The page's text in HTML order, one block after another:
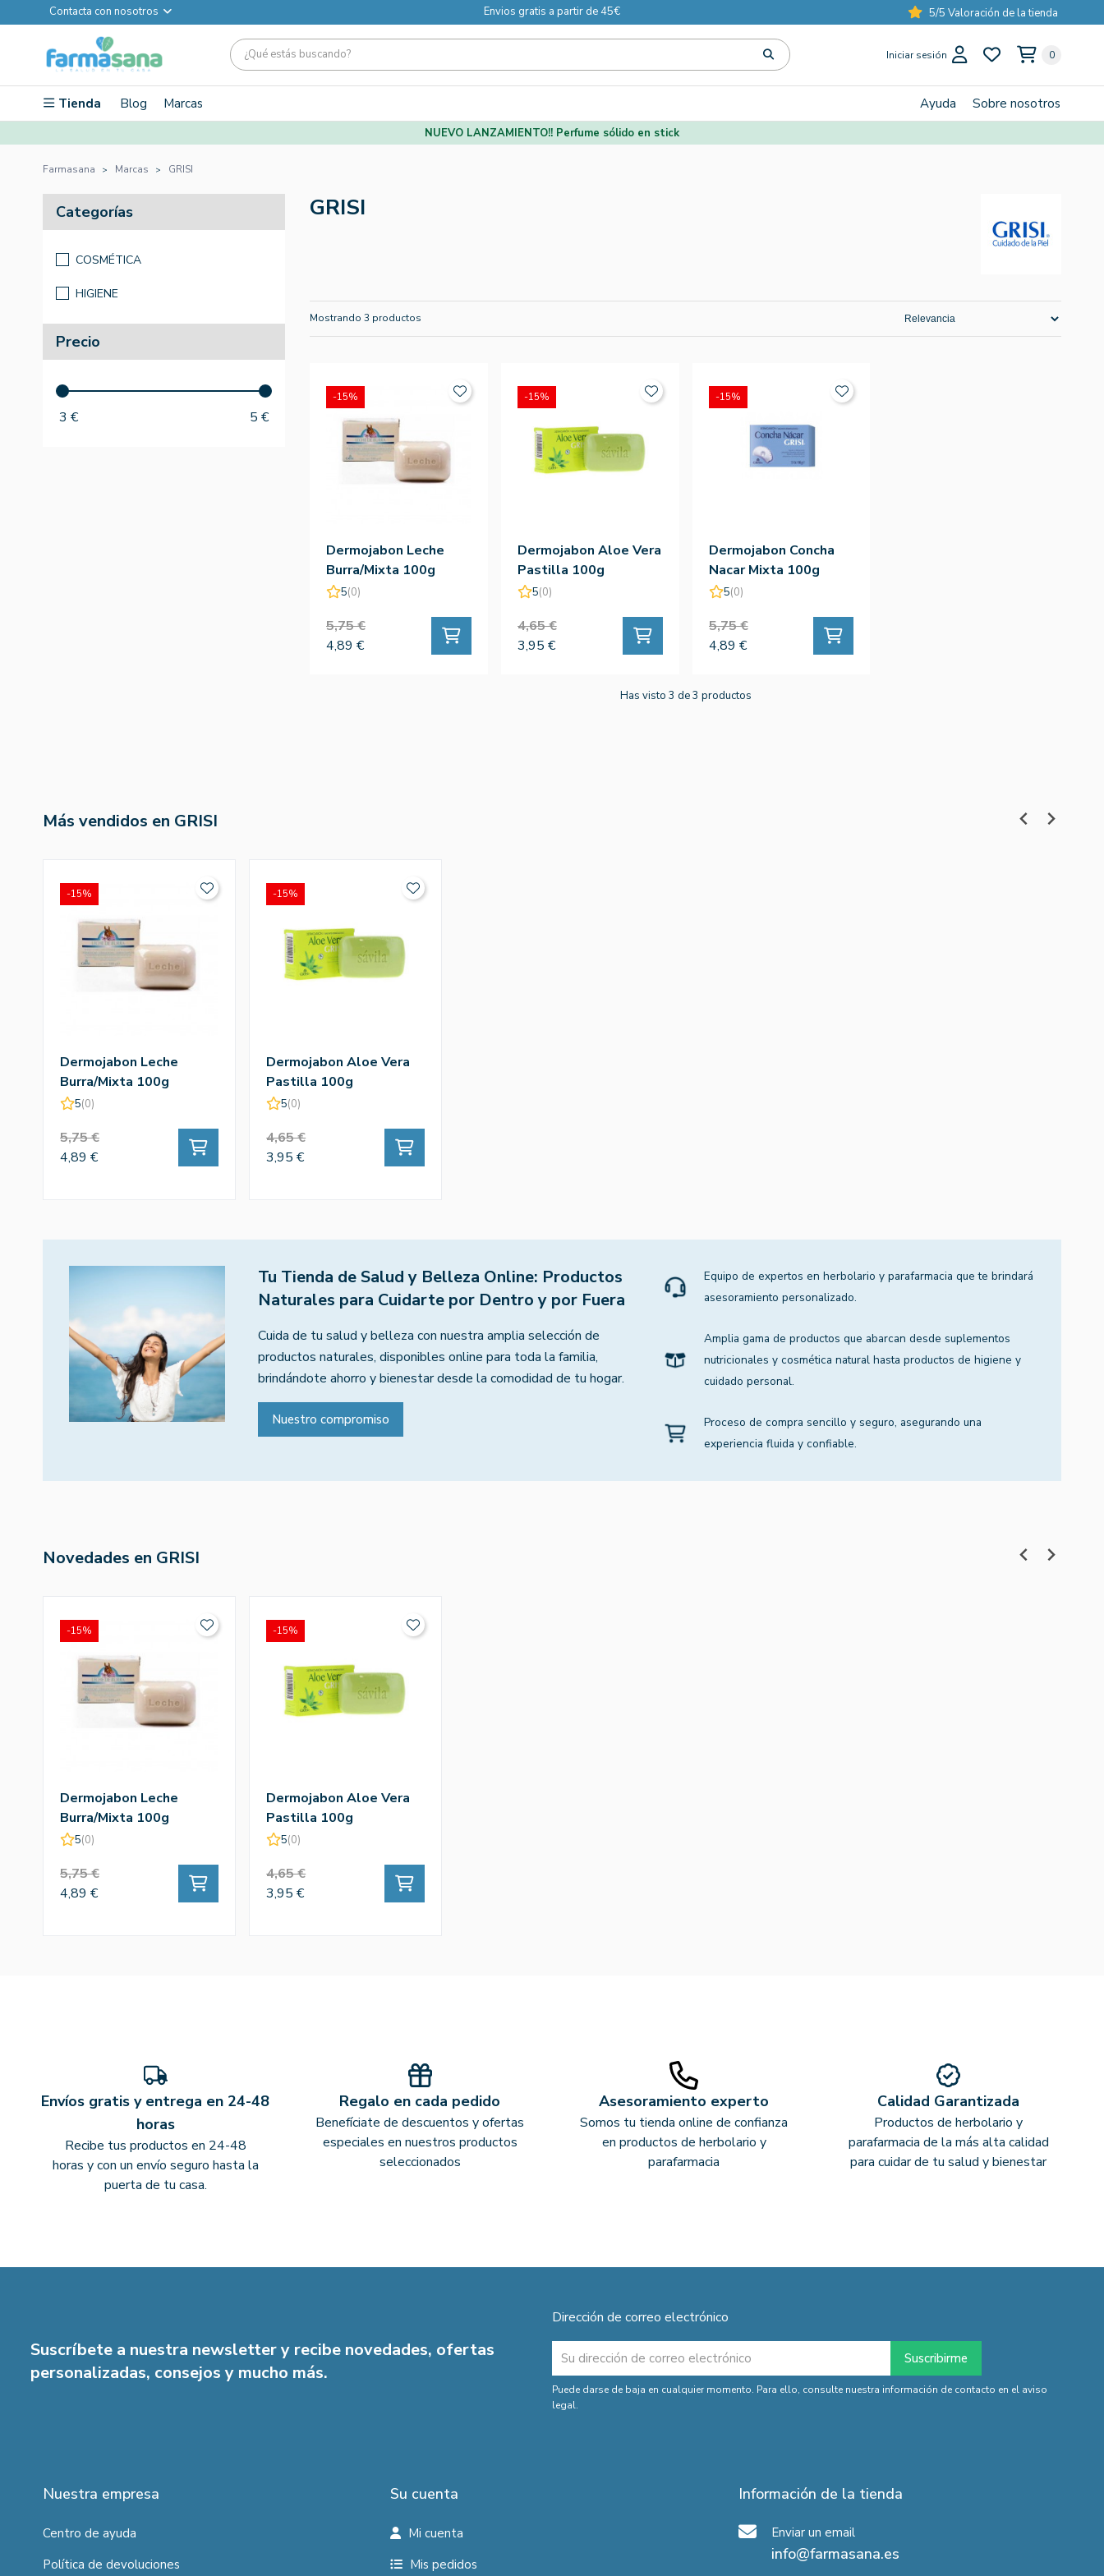
Contacta con nosotros Envios gratis a partir de 45€ 5/5 Valoración de la tienda
Iniciar sesión 0
Tienda Blog Marcas Ayuda Sobre nosotros
NUEVO LANZAMIENTO!! Perfume sólido en stick
Farmasana Marcas GRISI
Categorías
COSMÉTICA
HIGIENE
Precio
3 € 5 €
GRISI
Mostrando 3 productos
Dermojabon Leche
Burra/Mixta 100g
5(0)
5,75 €
4,89 €
-15%
Dermojabon Aloe Vera
Pastilla 100g
5(0)
4,65 €
3,95 €
-15%
Dermojabon Concha
Nacar Mixta 100g
5(0)
5,75 €
4,89 €
-15%
Has visto 3 de 3 productos
Más vendidos en GRISI
Dermojabon Leche
Burra/Mixta 100g
5(0)
5,75 €
4,89 €
-15%
Dermojabon Aloe Vera
Pastilla 100g
5(0)
4,65 €
3,95 €
-15%
Tu Tienda de Salud y Belleza Online: Productos
Naturales para Cuidarte por Dentro y por Fuera
Cuida de tu salud y belleza con nuestra amplia selección de
productos naturales, disponibles online para toda la familia,
brindándote ahorro y bienestar desde la comodidad de tu hogar.
Nuestro compromiso
Equipo de expertos en herbolario y parafarmacia que te brindará
asesoramiento personalizado.
Amplia gama de productos que abarcan desde suplementos
nutricionales y cosmética natural hasta productos de higiene y
cuidado personal.
Proceso de compra sencillo y seguro, asegurando una
experiencia fluida y confiable.
Novedades en GRISI
Dermojabon Leche
Burra/Mixta 100g
5(0)
5,75 €
4,89 €
-15%
Dermojabon Aloe Vera
Pastilla 100g
5(0)
4,65 €
3,95 €
-15%
Envíos gratis y entrega en 24-48
horas
Recibe tus productos en 24-48
horas y con un envío seguro hasta la
puerta de tu casa.
Regalo en cada pedido
Benefíciate de descuentos y ofertas
especiales en nuestros productos
seleccionados
Asesoramiento experto
Somos tu tienda online de confianza
en productos de herbolario y
parafarmacia
Calidad Garantizada
Productos de herbolario y
parafarmacia de la más alta calidad
para cuidar de tu salud y bienestar
Suscríbete a nuestra newsletter y recibe novedades, ofertas
personalizadas, consejos y mucho más.
Dirección de correo electrónico
Puede darse de baja en cualquier momento. Para ello, consulte nuestra información de contacto en el aviso
legal.
Nuestra empresa
Centro de ayuda
Política de devoluciones
Su cuenta
Mi cuenta
Mis pedidos
Información de la tienda
Enviar un email
info@farmasana.es